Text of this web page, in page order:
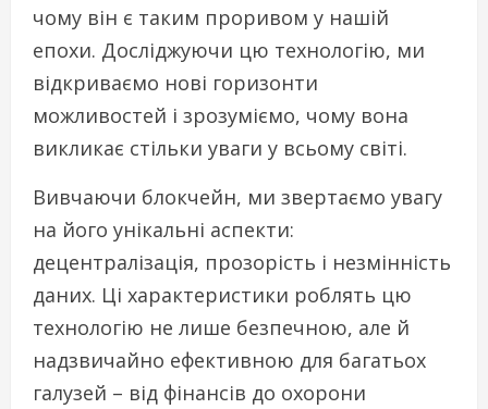
чому він є таким проривом у нашій
епохи. Досліджуючи цю технологію, ми
відкриваємо нові горизонти
можливостей і зрозуміємо, чому вона
викликає стільки уваги у всьому світі.
Вивчаючи блокчейн, ми звертаємо увагу
на його унікальні аспекти:
децентралізація, прозорість і незмінність
даних. Ці характеристики роблять цю
технологію не лише безпечною, але й
надзвичайно ефективною для багатьох
галузей – від фінансів до охорони